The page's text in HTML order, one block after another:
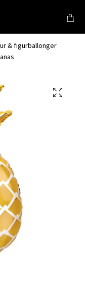
& figurballonger